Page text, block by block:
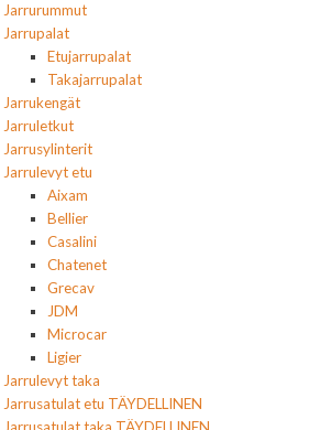
Jarrurummut
Jarrupalat
Etujarrupalat
Takajarrupalat
Jarrukengät
Jarruletkut
Jarrusylinterit
Jarrulevyt etu
Aixam
Bellier
Casalini
Chatenet
Grecav
JDM
Microcar
Ligier
Jarrulevyt taka
Jarrusatulat etu TÄYDELLINEN